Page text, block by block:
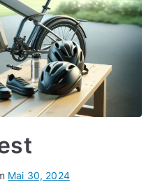
Mai 30, 2024